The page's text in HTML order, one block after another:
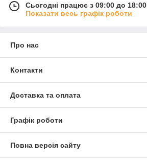
Сьогодні працює з 09:00 до 18:00
Показати весь графік роботи
Про нас
Контакти
Доставка та оплата
Графік роботи
Повна версія сайту